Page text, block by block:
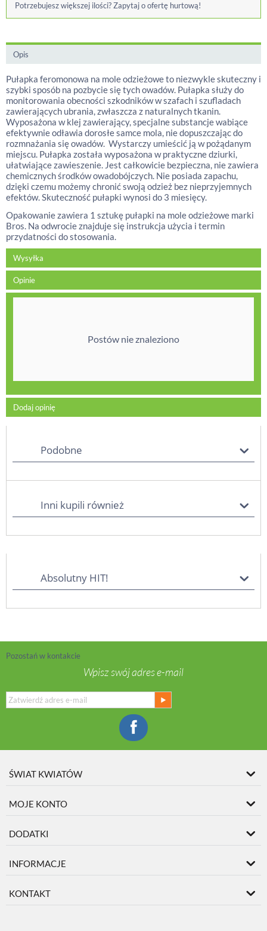
Potrzebujesz większej ilości? Zapytaj o ofertę hurtową!
Opis
Pułapka feromonowa na mole odzieżowe to niezwykle skuteczny i
szybki sposób na pozbycie się tych owadów. Pułapka służy do
monitorowania obecności szkodników w szafach i szufladach
zawierających ubrania, zwłaszcza z naturalnych tkanin.
Wyposażona w klej zawierający, specjalne substancje wabiące
efektywnie odławia dorosłe samce mola, nie dopuszczając do
rozmnażania się owadów. Wystarczy umieścić ją w pożądanym
miejscu. Pułapka została wyposażona w praktyczne dziurki,
ułatwiające zawieszenie. Jest całkowicie bezpieczna, nie zawiera
chemicznych środków owadobójczych. Nie posiada zapachu,
dzięki czemu możemy chronić swoją odzież bez nieprzyjemnych
efektów. Skuteczność pułapki wynosi do 3 miesięcy.
Opakowanie zawiera 1 sztukę pułapki na mole odzieżowe marki
Bros. Na odwrocie znajduje się instrukcja użycia i termin
przydatności do stosowania.
Wysyłka
Opinie
Postów nie znaleziono
Dodaj opinię
Podobne
Inni kupili również
Absolutny HIT!
Pozostań w kontakcie
Wpisz swój adres e-mail
ŚWIAT KWIATÓW
MOJE KONTO
DODATKI
INFORMACJE
KONTAKT